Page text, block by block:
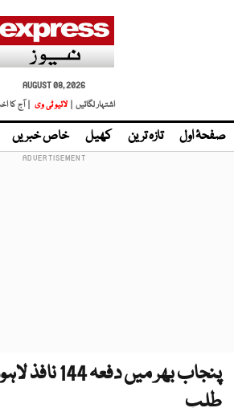
AUGUST 08, 2026
اشتہار لگائیں |
لائیو ٹی وی | آج کا
صفحۂ اول تازہ ترین کھیل خاص خبریں
پنجاب بھر میں